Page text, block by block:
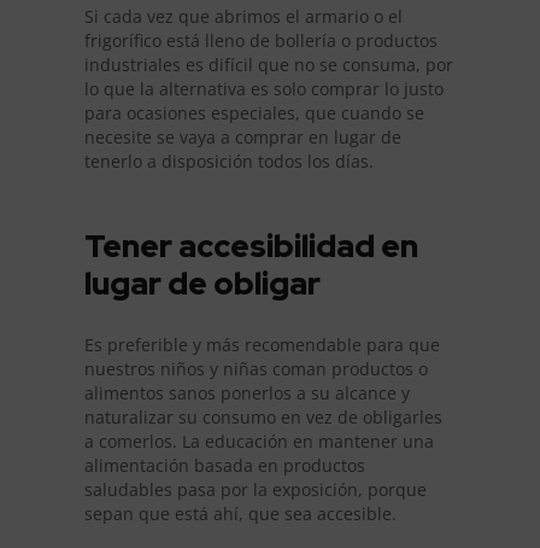
Si cada vez que abrimos el armario o el
frigorífico está lleno de bollería o productos
industriales es difícil que no se consuma, por
lo que la alternativa es solo comprar lo justo
para ocasiones especiales, que cuando se
necesite se vaya a comprar en lugar de
tenerlo a disposición todos los días.
Tener accesibilidad en
lugar de obligar
Es preferible y más recomendable para que
nuestros niños y niñas coman productos o
alimentos sanos ponerlos a su alcance y
naturalizar su consumo en vez de obligarles
a comerlos. La educación en mantener una
alimentación basada en productos
saludables pasa por la exposición, porque
sepan que está ahí, que sea accesible.